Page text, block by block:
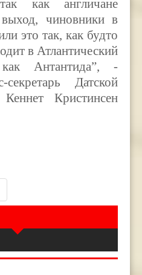
как англичане
чиновники в
это так, как будто
в Атлантический
Антантида”, -
секретарь Датской
Кристинсен